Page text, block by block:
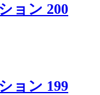
ョン 200
ョン 199